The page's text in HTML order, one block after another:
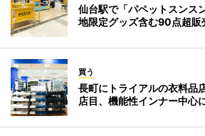
仙台駅で「パペットスン
地限定グッズ含む90点超販
買う
長町にトライアルの衣料
店目、機能性インナー中心